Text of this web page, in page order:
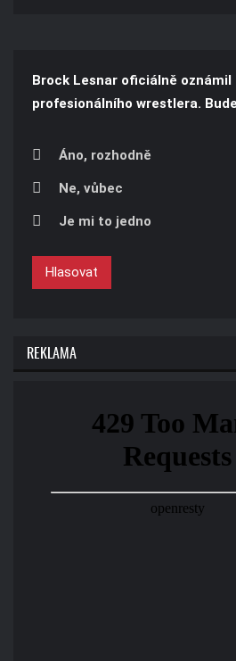
Brock Lesnar oficiálně oznámil
profesionálního wrestlera.
Áno, rozhodně
Ne, vůbec
Je mi to jedno
Hlasovat
REKLAMA